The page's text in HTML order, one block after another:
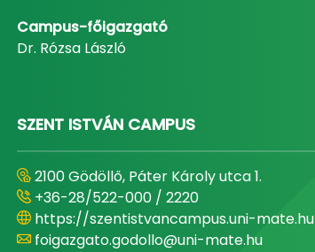
Campus-főigazgató
Dr. Rózsa László
SZENT ISTVÁN CAMPUS
2100 Gödöllő, Páter Károly utca 1.
+36-28/522-000 / 2220
https://szentistvancampus.uni-mate.hu
foigazgato.godollo@uni-mate.hu